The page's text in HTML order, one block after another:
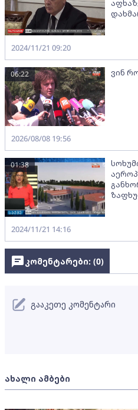
2024/11/21 09:20
ვინ
06:22
2026/08/08 19:56
01:38
2024/11/21 14:16
ახალი ამბები
კომენტარები: (0)
გააკეთე კომენტარი